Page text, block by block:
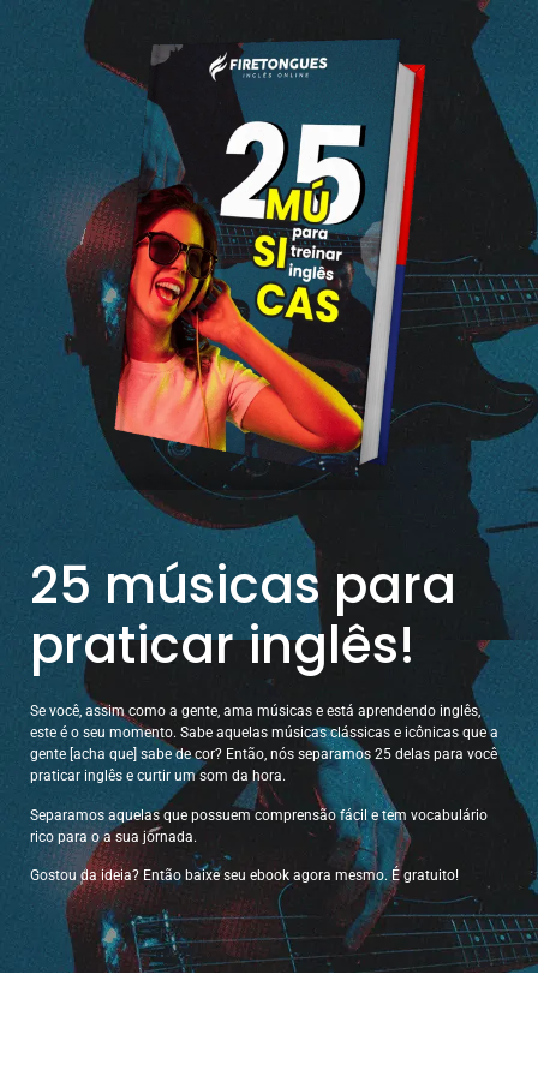
25 músicas para
praticar inglês!
Se você, assim como a gente, ama músicas e está aprendendo inglês,
este é o seu momento. Sabe aquelas músicas clássicas e icônicas que a
gente [acha que] sabe de cor? Então, nós separamos 25 delas para você
praticar inglês e curtir um som da hora.
Separamos aquelas que possuem comprensão fácil e tem vocabulário
rico para o a sua jornada.
Gostou da ideia? Então baixe seu ebook agora mesmo. É gratuito!